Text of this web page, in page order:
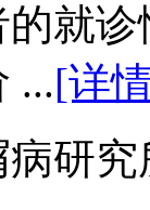
就
...[详
病研